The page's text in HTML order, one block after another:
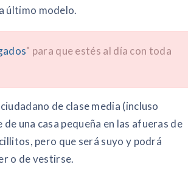
último modelo.
" para que estés al día con toda
de clase media (incluso
una casa pequeña en las afueras de
pero que será suyo y podrá
o de vestirse.